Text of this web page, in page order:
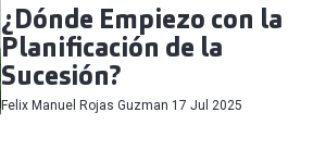
¿Dónde Empiezo con la
Planificación de la
Sucesión?
Felix Manuel Rojas Guzman 17 Jul 2025